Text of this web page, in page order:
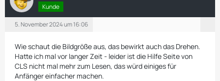
Kunde
5. November 2024 um 16:06
Wie schaut die Bildgröße aus, das bewirkt auch das Drehen.
Hatte ich mal vor langer Zeit - leider ist die Hilfe Seite von
CLS nicht mal mehr zum Lesen, das würd einiges für
Anfänger einfacher machen.